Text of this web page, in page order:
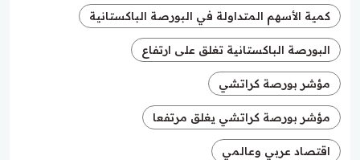
كمية الأسهم المتداولة في البورصة الباكستانية
البورصة الباكستانية تغلق على ارتفاع
مؤشر بورصة كراتشي
مؤشر بورصة كراتشي يغلق مرتفعا
اقتصاد عربي وعالمي